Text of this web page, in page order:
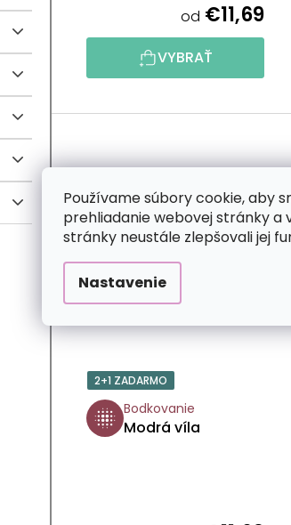
Používame súbory cookie, aby
prehliadanie webovej stránky a
stránky neustále zlepšovali jej
Nastavenie
V
od €11,69
VYBRAŤ
2+1 ZADARMO
Bodkovanie
Modrá víla